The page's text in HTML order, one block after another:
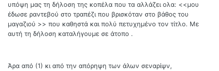
υπόψη μας τη δήλοση της κοπέλα που τα αλλάζει ολα: <<μου
έδωσε ραντεβού στο τραπέζι που βρισκόταν στο βάθος του
μαγαζιού >> που καθηστά και πολύ πετυχημένο τον τίτλο. Με
αυτή τη δήλοση καταλήγουμε σε άτοπο .
Άρα από (1) κι από την απόρηψη των άλων σεναρίψν,